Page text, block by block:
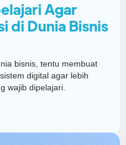
Agar
di Dunia Bisnis
bisnis, tentu membuat
digital agar lebih
wajib dipelajari.